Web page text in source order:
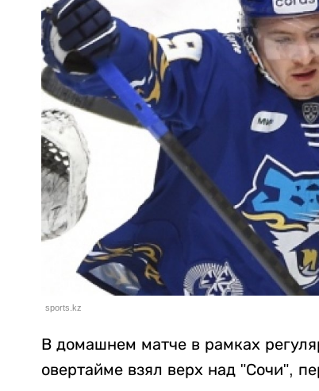
sports.kz
В домашнем матче в рамках
овертайме взял верх над "Сочи",